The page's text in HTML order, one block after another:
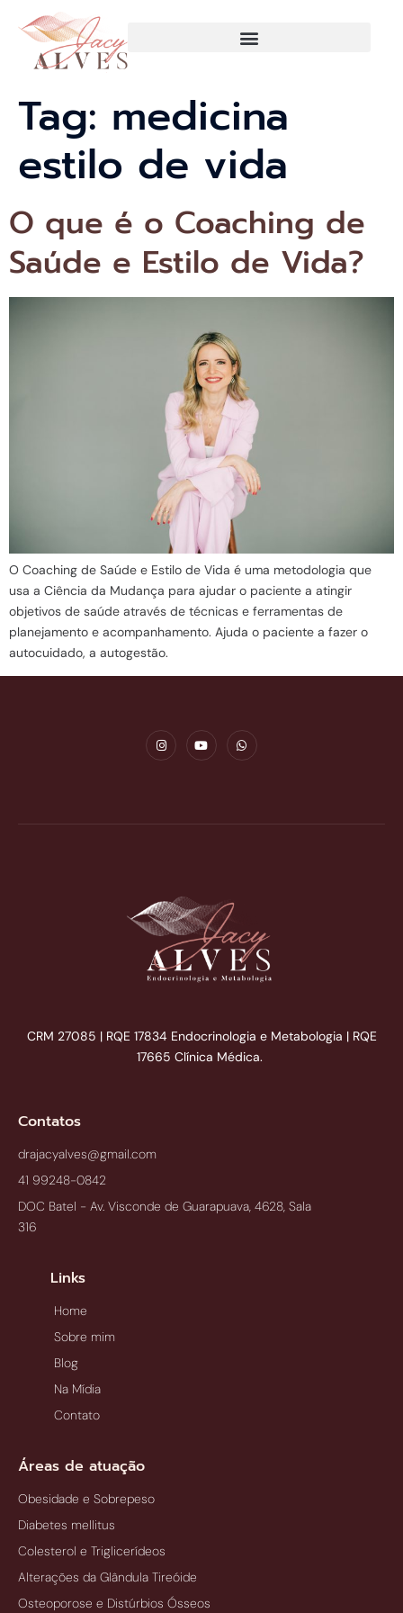
Tag: medicina
estilo de vida
O que é o Coaching de
Saúde e Estilo de Vida?
O Coaching de Saúde e Estilo de Vida é uma metodologia que
usa a Ciência da Mudança para ajudar o paciente a atingir
objetivos de saúde através de técnicas e ferramentas de
planejamento e acompanhamento. Ajuda o paciente a fazer o
autocuidado, a autogestão.
CRM 27085 | RQE 17834 Endocrinologia e Metabologia | RQE
17665 Clínica Médica.
Contatos
drajacyalves@gmail.com
41 99248-0842
DOC Batel - Av. Visconde de Guarapuava, 4628, Sala
316
Links
Home
Sobre mim
Blog
Na Mídia
Contato
Áreas de atuação
Obesidade e Sobrepeso
Diabetes mellitus
Colesterol e Triglicerídeos
Alterações da Glândula Tireóide
Osteoporose e Distúrbios Ósseos